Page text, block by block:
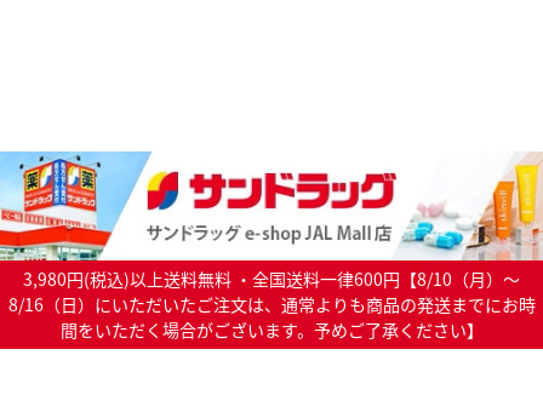
3,980円(税込)以上送料無料 ・全国送料一律600円【8/10（月）～
8/16（日）にいただいたご注文は、通常よりも商品の発送までにお時
間をいただく場合がございます。予めご了承ください】